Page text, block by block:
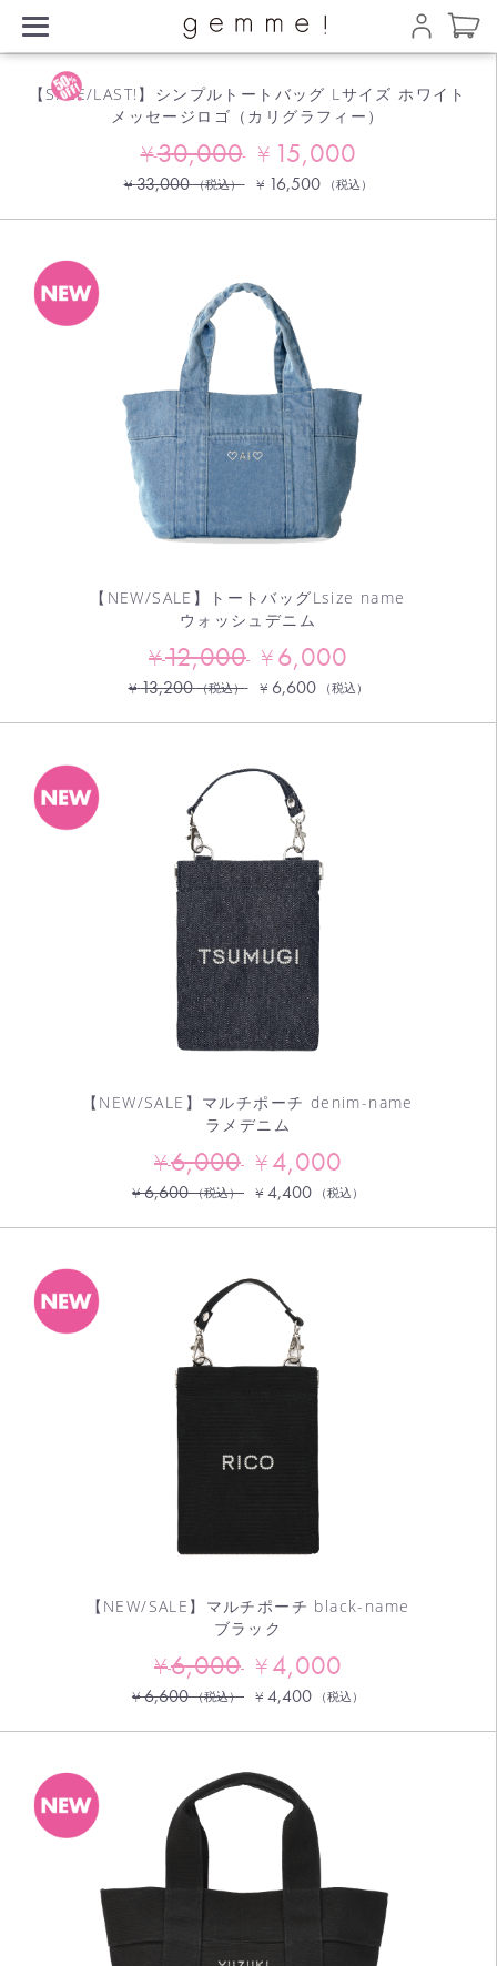
【SALE/LAST!】シンプルトートバッグ Lサイズ ホワイト
メッセージロゴ（カリグラフィー）
¥30,000 ¥ 15,000
¥33,000 （税込） ¥ 16,500 （税込）
【NEW/SALE】トートバッグLsize name
ウォッシュデニム
¥12,000 ¥6,000
¥13,200 （税込） ¥ 6,600 （税込）
【NEW/SALE】マルチポーチ denim-name
ラメデニム
¥6,000 ¥4,000
¥6,600 （税込） ¥ 4,400 （税込）
【NEW/SALE】マルチポーチ black-name
ブラック
¥6,000 ¥4,000
¥6,600 （税込） ¥ 4,400 （税込）